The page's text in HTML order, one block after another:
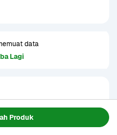
Produk
data
Lagi
Cocok untuk ketoprak,